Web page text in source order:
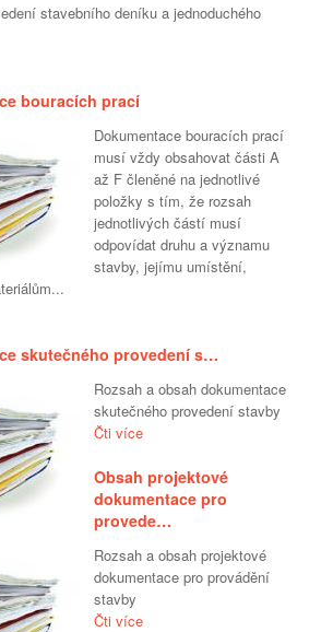
stavebního deníku a jednoduchého
bouracích prací
Dokumentace bouracích prací
musí vždy obsahovat části A
až F členěné na jednotlivé
položky s tím, že rozsah
jednotlivých částí musí
odpovídat druhu a významu
stavby, jejímu umístění,
skutečného provedení s…
Rozsah a obsah dokumentace
skutečného provedení stavby
Čti více
Obsah projektové
dokumentace pro
provede…
Rozsah a obsah projektové
dokumentace pro provádění
stavby
Čti více